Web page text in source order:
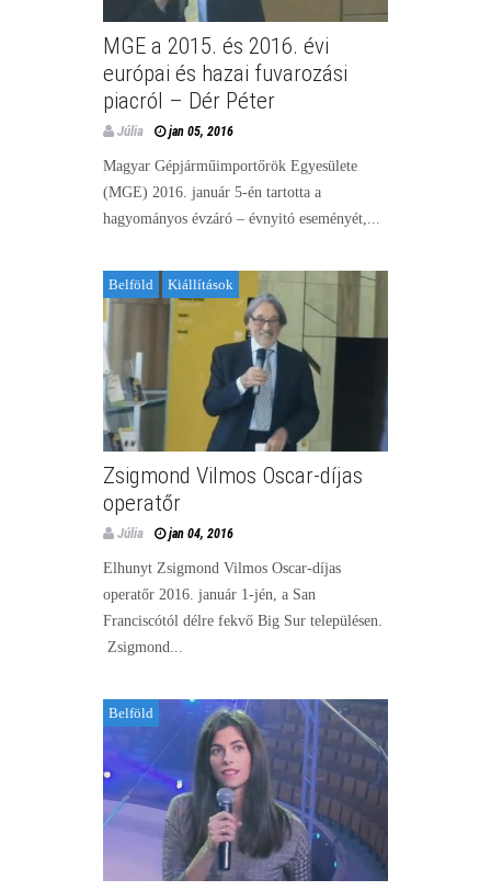
MGE a 2015. és 2016. évi
európai és hazai fuvarozási
piacról – Dér Péter
Júlia jan 05, 2016
Magyar Gépjárműimportőrök Egyesülete
(MGE) 2016. január 5-én tartotta a
hagyományos évzáró – évnyitó eseményét,...
Belföld Kiállítások
Zsigmond Vilmos Oscar-díjas
operatőr
Júlia jan 04, 2016
Elhunyt Zsigmond Vilmos Oscar-díjas
operatőr 2016. január 1-jén, a San
Franciscótól délre fekvő Big Sur településen.
Zsigmond...
Belföld